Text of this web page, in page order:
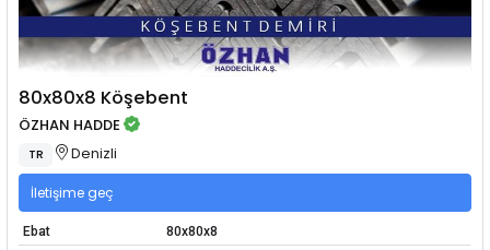
80x80x8 Köşebent
ÖZHAN HADDE
TR Denizli
İletişime geç
Ebat
80x80x8